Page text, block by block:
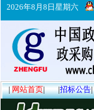
2026年8月8日星期六
|网站首页| |招标公告|